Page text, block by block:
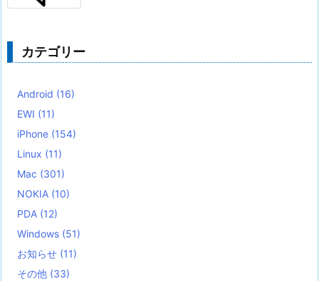
カテゴリー
Android (16)
EWI (11)
iPhone (154)
Linux (11)
Mac (301)
NOKIA (10)
PDA (12)
Windows (51)
お知らせ (11)
その他 (33)